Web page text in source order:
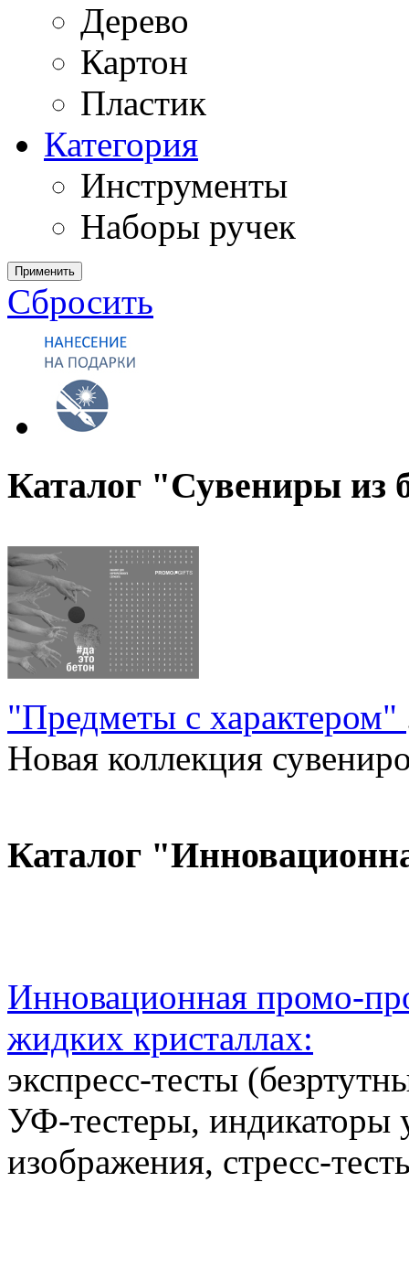
Дерево
Картон
Пластик
Категория
Инструменты
Наборы ручек
Применить
Сбросить
Каталог "Сувениры из
"Предметы с характером"
Новая коллекция
Каталог
Инновационная промо-
жидких кристаллах:
экспресс-тесты
УФ-тестеры, индикаторы
изображения, стресс-